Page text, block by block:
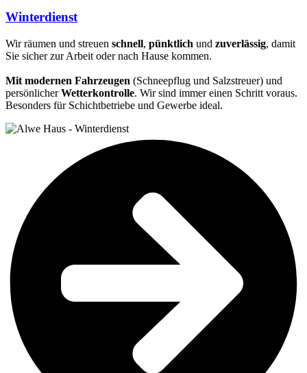
Winterdienst
Wir räumen und streuen schnell, pünktlich und zuverlässig, damit
Sie sicher zur Arbeit oder nach Hause kommen.
Mit modernen Fahrzeugen (Schneepflug und Salzstreuer) und
persönlicherWetterkontrolle. Wir sind immer einen Schritt voraus.
Besonders für Schichtbetriebe und Gewerbe ideal.